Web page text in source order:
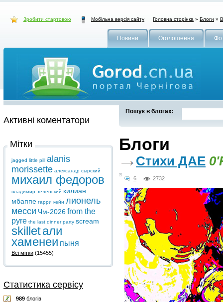
Зробити стартовою Мобільна версія сайту Головна сторінка » Блоги »
Новини Оголошення
Пошук в блогах:
Блоги
Стихи ДАЕ
6 2732
Активні коментатори
Мітки
jagged little pill alanis
morissette александр сырский
михаил федоров
владимир зеленский килиан
мбаппе гарри кейн лионель
месси Чм-2026from the
pyre the last dinner party scream
skilletали
хаменеи пыня
Всі мітки (15455)
Статистика сервісу
989 блогів